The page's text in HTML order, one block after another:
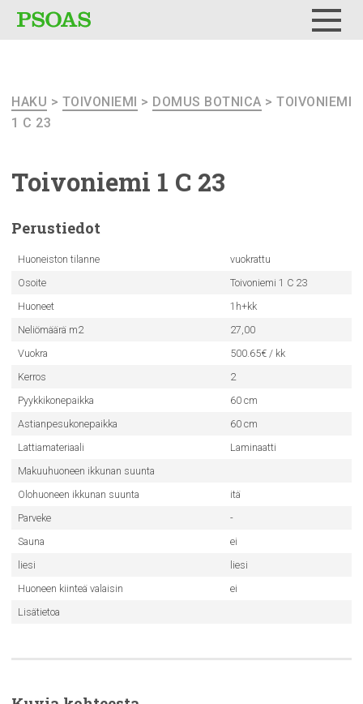
HAKU > TOIVONIEMI > DOMUS BOTNICA > TOIVONIEMI
1 C 23
Toivoniemi 1 C 23
Perustiedot
Huoneiston tilanne
vuokrattu
Osoite
Toivoniemi 1 C 23
Huoneet
1h+kk
Neliömäärä m2
27,00
Vuokra
500.65€ / kk
Kerros
2
Pyykkikonepaikka
60 cm
Astianpesukonepaikka
60 cm
Lattiamateriaali
Laminaatti
Makuuhuoneen ikkunan suunta
Olohuoneen ikkunan suunta
itä
Parveke
-
Sauna
ei
liesi
liesi
Huoneen kiinteä valaisin
ei
Lisätietoa